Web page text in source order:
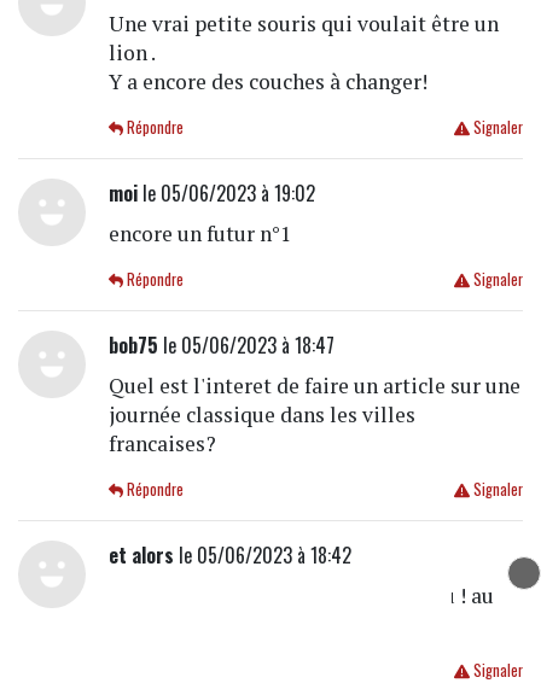
Une vrai petite souris qui voulait être un
lion .
Y a encore des couches à changer!
Signaler
Répondre
moile 05/06/2023 à 19:02
encore un futur n°1
Signaler
Répondre
bob75 le 05/06/2023 à 18:47
Quel est l'interet de faire un article sur une
journée classique dans les villes
francaises?
Signaler
Répondre
et alors le 05/06/2023 à 18:42
Il ne reconnait pas les faits ? au trou ! au
Signaler